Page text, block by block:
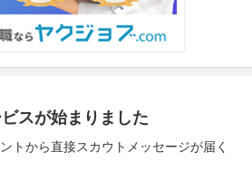
スが始まりました
トから直接スカウトメッセージが届く